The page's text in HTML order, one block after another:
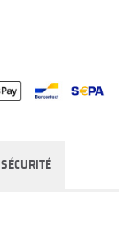
SÉCURITÉ